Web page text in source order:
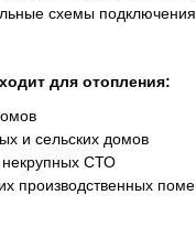
схемы подключения.
для отопления:
и сельских домов
некрупных СТО
производственных